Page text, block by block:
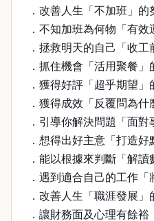
．改善人生「不加班」的
．不知加班為何物「有
．拯救明天的自己「收
．抓住機會「活用聚餐」
．獲得好評「超乎期望」
．獲得成效「反覆問為什
．引導你解決問題「面
．想得出好主意「打造好
．能以根據來判斷「解讀
．遇到適合自己的工作
．改善人生「職涯發展」
．讓財務面及心理有餘裕